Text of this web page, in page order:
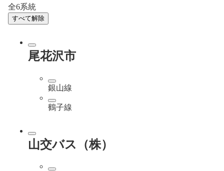
全6系統
すべて解除
尾花沢市
銀山線
鶴子線
山交バス（株）